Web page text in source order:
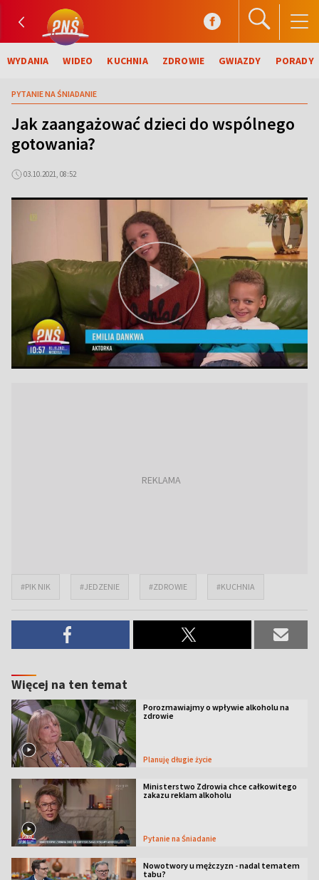
WYDANIA WIDEO KUCHNIA ZDROWIE GWIAZDY PORADY
PYTANIE NA ŚNIADANIE
Jak zaangażować dzieci do wspólnego
gotowania?
03.10.2021, 08:52
#PIK NIK #JEDZENIE #ZDROWIE #KUCHNIA
Więcej na ten temat
Porozmawiajmy o wpływie alkoholu na
zdrowie
Planuję długie życie
Ministerstwo Zdrowia chce całkowitego
zakazu reklam alkoholu
Pytanie na Śniadanie
Nowotwory u mężczyzn - nadal tematem
tabu?